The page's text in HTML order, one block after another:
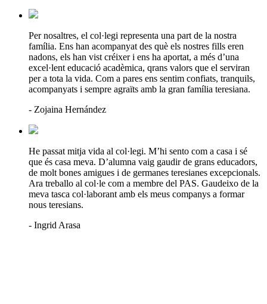
Per nosaltres, el col·legi representa una part de la nostra
família. Ens han acompanyat des què els nostres fills eren
nadons, els han vist créixer i ens ha aportat, a més d’una
excel·lent educació acadèmica, qrans valors que el serviran
per a tota la vida. Com a pares ens sentim confiats, tranquils,
acompanyats i sempre agraïts amb la gran família teresiana.
- Zojaina Hernández
He passat mitja vida al col·legi. M’hi sento com a casa i sé
que és casa meva. D’alumna vaig gaudir de grans educadors,
de molt bones amigues i de germanes teresianes excepcionals.
Ara treballo al col·le com a membre del PAS. Gaudeixo de la
meva tasca col·laborant amb els meus companys a formar
nous teresians.
- Ingrid Arasa